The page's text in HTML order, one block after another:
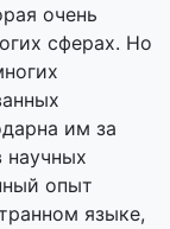
очень
сферах. Но
им за
научных
опыт
языке,